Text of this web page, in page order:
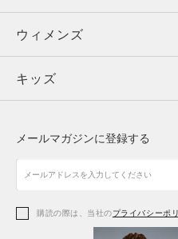
ウィメンズ
キッズ
アクセサリー
トップス
ボトムス
アクセサリー
ウィメンズ
トップス
シューズ
アクセサリー
キッズ
シューズ
メールマガジンに登録する
購読の際は、当社のプライバシーポ